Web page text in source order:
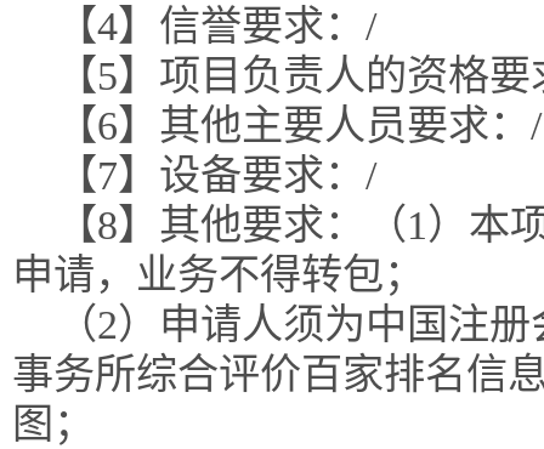
【4】信誉要求：/
【5】项目负责人的资格
【6】其他主要人员要求：/
【7】设备要求：/
【8】其他要求：（1）
申请，业务不得转包；
（2）申请人须为中国注
事务所综合评价百家排名信
图；